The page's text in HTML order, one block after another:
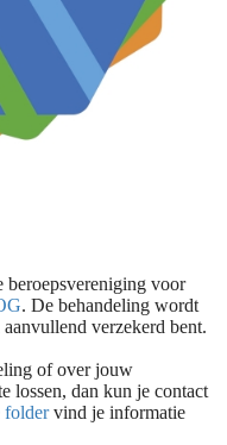
beroepsvereniging voor
. De behandeling wordt
verzekerd bent.
of over jouw
lossen, dan kun je contact
foldervind je informatie